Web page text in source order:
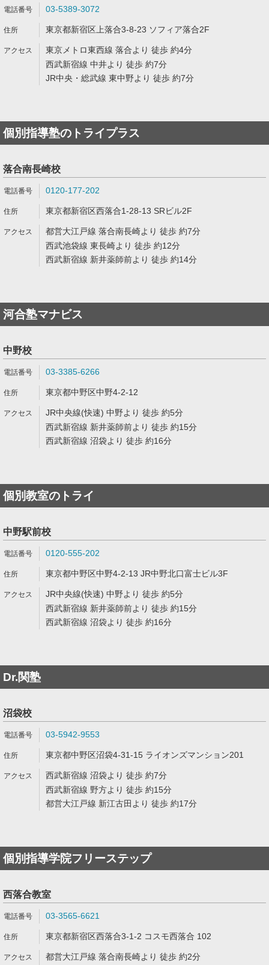
03-5389-3072
東京都新宿区上落合3-8-23 ソフィア落合2F
東京メトロ東西線 落合より 徒歩 約4分
西武新宿線 中井より 徒歩 約7分
JR中央・総武線 東中野より 徒歩 約7分
個別指導塾のトライプラス
落合南長崎校
0120-177-202
東京都新宿区西落合1-28-13 SRビル2F
都営大江戸線 落合南長崎より 徒歩 約7分
西武池袋線 東長崎より 徒歩 約12分
西武新宿線 新井薬師前より 徒歩 約14分
河合塾マナビス
中野校
03-3385-6266
東京都中野区中野4-2-12
JR中央線(快速) 中野より 徒歩 約5分
西武新宿線 新井薬師前より 徒歩 約15分
西武新宿線 沼袋より 徒歩 約16分
個別教室のトライ
中野駅前校
0120-555-202
東京都中野区中野4-2-13 JR中野北口富士ビル3F
JR中央線(快速) 中野より 徒歩 約5分
西武新宿線 新井薬師前より 徒歩 約15分
西武新宿線 沼袋より 徒歩 約16分
Dr.関塾
沼袋校
03-5942-9553
東京都中野区沼袋4-31-15 ライオンズマンション201
西武新宿線 沼袋より 徒歩 約7分
西武新宿線 野方より 徒歩 約15分
都営大江戸線 新江古田より 徒歩 約17分
個別指導学院フリーステップ
西落合教室
03-3565-6621
東京都新宿区西落合3-1-2 コスモ西落合 102
都営大江戸線 落合南長崎より 徒歩 約2分